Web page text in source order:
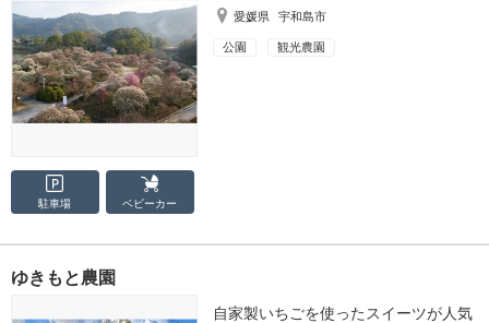
愛媛県 宇和島市
公園 観光農園
駐車場 ベビーカー
ゆきもと農園
自家製いちごを使ったスイーツが人気